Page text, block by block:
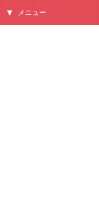
メニュー